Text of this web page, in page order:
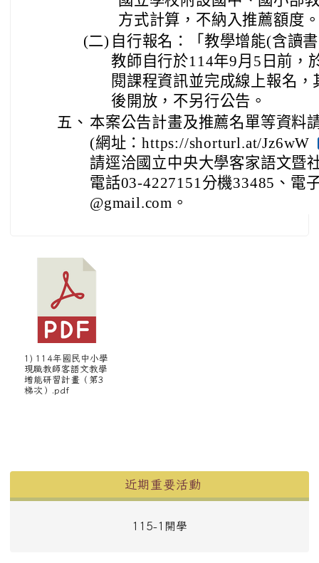
方式計算，不納入推薦額度
(二) 自行報名：「教學增能(含讀
教師自行於114年9月5日前，
閱課程資訊並完成線上報名
後開放，不另行公告。
五、 本案公告計畫及推薦名單等資料
(網址：https://shorturl.at/Jz6wW
請逕洽國立中央大學客家語文暨
電話03-4227151分機33485、電
@gmail.com。
1) 114年國民中小學
現職教師客語文教學
增能研習計畫（第3
梯次）.pdf
近期重要活動
115-1開學